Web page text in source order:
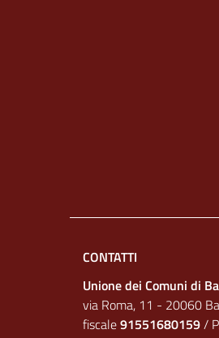
CONTATTI
Unione dei Comuni di
via Roma, 11 - 20060
fiscale91551680159/